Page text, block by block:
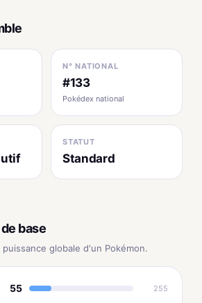
N° NATIONAL
#133
Pokédex national
STATUT
Standard
base
globale d'un Pokémon.
55 255